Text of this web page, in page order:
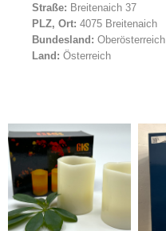
Straße: Breitenaich 37
PLZ, Ort: 4075 Breitenaich
Bundesland: Oberösterreich
Land: Österreich